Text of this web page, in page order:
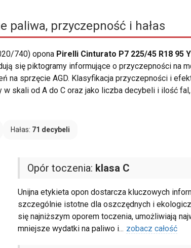
paliwa, przyczepność i hałas
740) opona Pirelli Cinturato P7 225/45 R18 95
się piktogramy informujące o przyczepności na
na sprzęcie AGD. Klasyfikacja przyczepności i
w skali od A do C oraz jako liczba decybeli i ilość
Hałas: 71 decybeli
Opór toczenia: klasa C
Unijna etykieta opon dostarcza kluczowych
szczególnie istotne dla oszczędnych i
się najniższym oporem toczenia, umożliwiają
mniejsze wydatki na paliwo i... zobacz całość